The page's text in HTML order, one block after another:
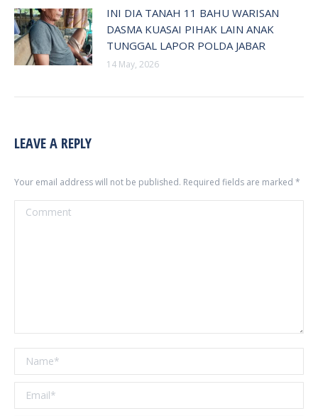
INI DIA TANAH 11 BAHU WARISAN
DASMA KUASAI PIHAK LAIN ANAK
TUNGGAL LAPOR POLDA JABAR
14 May, 2026
LEAVE A REPLY
Your email address will not be published. Required fields are marked *
Comment
Name *
Email *